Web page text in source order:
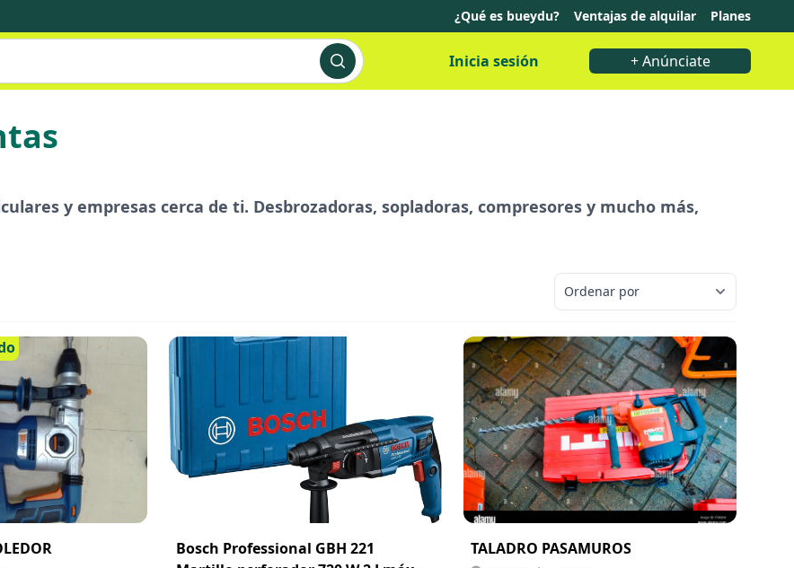
¿Qué es bueydu? Ventajas de alquilar Planes
Inicia sesión + Anúnciate
y empresas cerca de ti. Desbrozadoras, sopladoras, compresores y mucho más,
Bosch Professional GBH 221
TALADRO PASAMUROS